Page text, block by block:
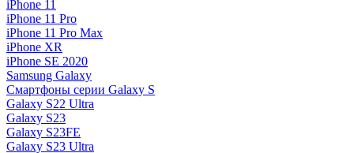
iPhone 11
iPhone 11 Pro
iPhone 11 Pro Max
iPhone XR
iPhone SE 2020
Samsung Galaxy
Смартфоны серии Galaxy S
Galaxy S22 Ultra
Galaxy S23
Galaxy S23FE
Galaxy S23 Ultra